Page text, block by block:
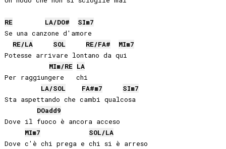
RE LA/DO# SIm7
Se una canzone d'amore
RE/LA SOL RE/FA# MIm7
Potesse arrivare lontano da qui
MIm/RE LA
Per raggiungere   chi
LA/SOL FA#m7 SIm7
Sta aspettando che cambi qualcosa
DOadd9
Dove il fuoco è ancora acceso
MIm7 SOL/LA
Dove c'è chi prega e chi si è arreso